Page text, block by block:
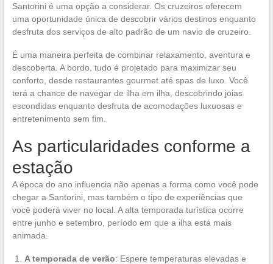
Santorini é uma opção a considerar. Os cruzeiros oferecem
uma oportunidade única de descobrir vários destinos enquanto
desfruta dos serviços de alto padrão de um navio de cruzeiro.
É uma maneira perfeita de combinar relaxamento, aventura e
descoberta. A bordo, tudo é projetado para maximizar seu
conforto, desde restaurantes gourmet até spas de luxo. Você
terá a chance de navegar de ilha em ilha, descobrindo joias
escondidas enquanto desfruta de acomodações luxuosas e
entretenimento sem fim.
As particularidades conforme a
estação
A época do ano influencia não apenas a forma como você pode
chegar a Santorini, mas também o tipo de experiências que
você poderá viver no local. A alta temporada turística ocorre
entre junho e setembro, período em que a ilha está mais
animada.
A temporada de verão: Espere temperaturas elevadas e